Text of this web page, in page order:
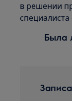
в решении
Была